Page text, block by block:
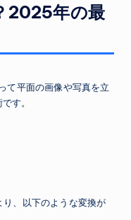
2025年の最
て平面の画像や写真を立
す。
、以下のような変換が